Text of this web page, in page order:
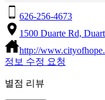
626-256-4673
1500 Duarte Rd,
http://
정보 수정 요청
별점 리뷰